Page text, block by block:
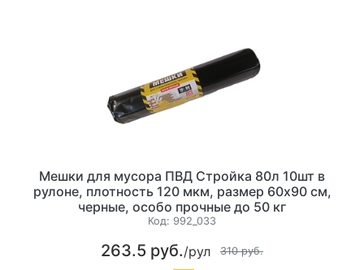
Мешки для мусора ПВД Стройка 80л 10шт в
рулоне, плотность 120 мкм, размер 60х90 см,
черные, особо прочные до 50 кг
Код: 992_033
263.5 руб./рул 310 руб.